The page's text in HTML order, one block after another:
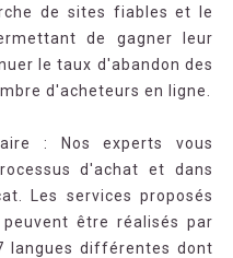
de sites fiables et le
de gagner leur
le taux d'abandon des
d'acheteurs en ligne.
: Nos experts vous
d'achat et dans
Les services proposés
être réalisés par
langues différentes dont